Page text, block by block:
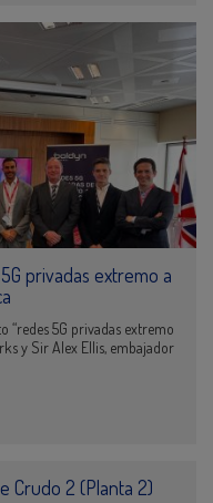
privadas extremo a
“redes 5G privadas extremo
y Sir Alex Ellis, embajador
Crudo 2 (Planta 2)